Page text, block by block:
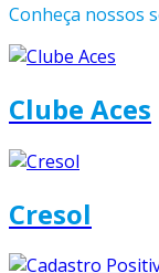
Conheça nossos
Clube Aces
Cresol